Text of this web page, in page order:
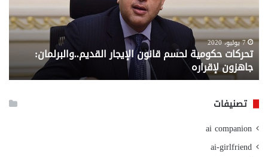
القديم..والبرلمان:
جاهزون
لإقراره
7 يوليو، 2020
تحركات حكومية لحسم قانون الإيجار القديم..والبرلمان:
جاهزون لإقراره
من
تصنيفات
ai companion
ai-girlfriend